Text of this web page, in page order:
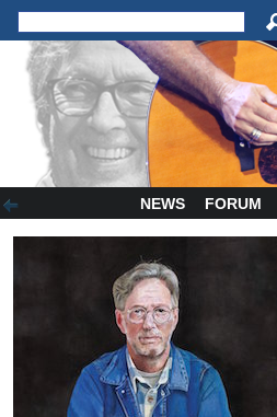
NEWS FORUM